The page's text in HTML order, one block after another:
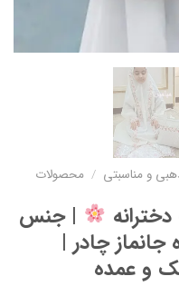
و مناسبتی / محصولات
| جنس
چادر |
و عمده